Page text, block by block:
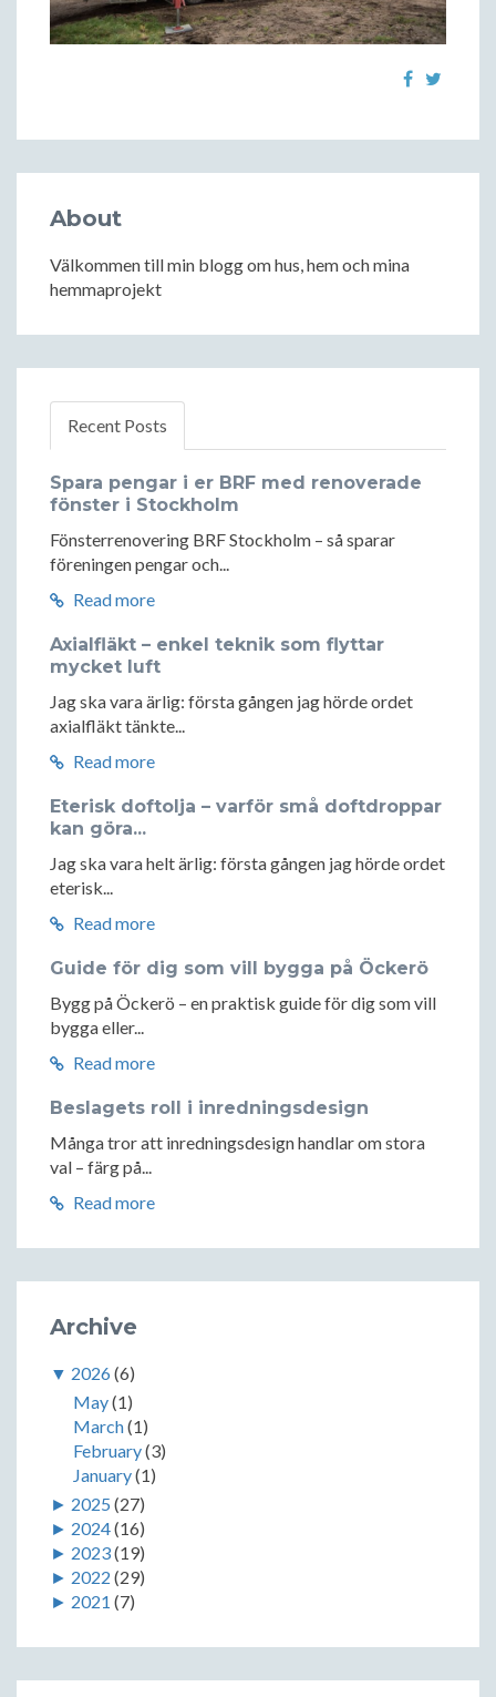
About
Välkommen till min blogg om hus, hem och mina
hemmaprojekt
Recent Posts
Spara pengar i er BRF med renoverade
fönster i Stockholm
Fönsterrenovering BRF Stockholm – så sparar
föreningen pengar och...
Read more
Axialfläkt – enkel teknik som flyttar
mycket luft
Jag ska vara ärlig: första gången jag hörde ordet
axialfläkt tänkte...
Read more
Eterisk doftolja – varför små doftdroppar
kan göra...
Jag ska vara helt ärlig: första gången jag hörde ordet
eterisk...
Read more
Guide för dig som vill bygga på Öckerö
Bygg på Öckerö – en praktisk guide för dig som vill
bygga eller...
Read more
Beslagets roll i inredningsdesign
Många tror att inredningsdesign handlar om stora
val – färg på...
Read more
Archive
▼ 2026(6)
May(1)
March(1)
February(3)
January(1)
► 2025 (27)
► 2024(16)
► 2023(19)
► 2022 (29)
► 2021 (7)